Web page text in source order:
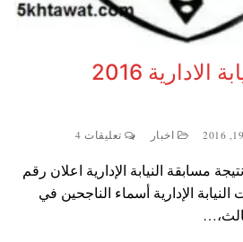
نتيجة مسابقة النيابة الادارية 2016
اخبار تعليقات 4
مسابقة النيابة الإدارية اعلان رقم
نشرت النيابة الإدارية أسماء الناجحين في